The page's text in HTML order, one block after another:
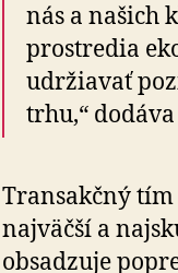
nás a našich
prostredia
udržiavať
trhu,“
Transakčný
najväčší a
obsadzuje